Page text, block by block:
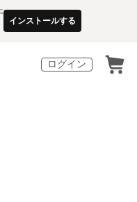
インストールする
ログイン